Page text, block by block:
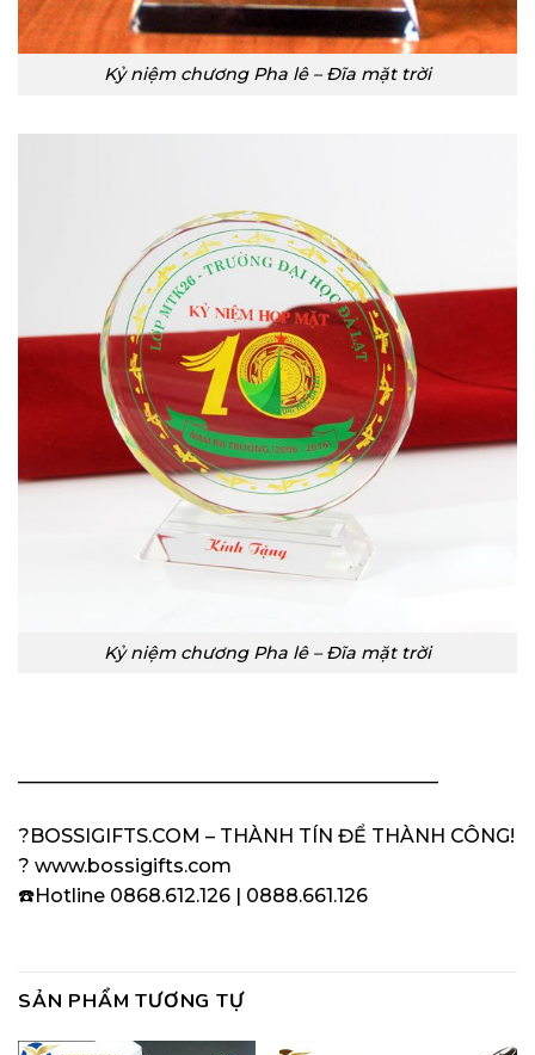
Kỷ niệm chương Pha lê – Đĩa mặt trời
Kỷ niệm chương Pha lê – Đĩa mặt trời
——————————————————————
?BOSSIGIFTS.COM – THÀNH TÍN ĐỂ THÀNH CÔNG!
? www.bossigifts.com
☎️Hotline 0868.612.126 | 0888.661.126
SẢN PHẨM TƯƠNG TỰ